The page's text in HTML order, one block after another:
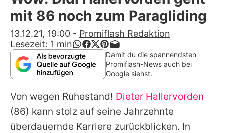
Alle Themen auf Promiflash
App runterladen
Team
Redaktionelle Richtlinien
Impressum
mit 86 noch zum Paragliding
13.12.21, 19:00 - Promiflash Redaktion
Lesezeit: 1 min
Damit du die spannendsten
Promiflash-News auch bei
Google siehst.
Von wegen Ruhestand! Dieter Hallervorden
(86) kann stolz auf seine Jahrzehnte
überdauernde Karriere zurückblicken. In